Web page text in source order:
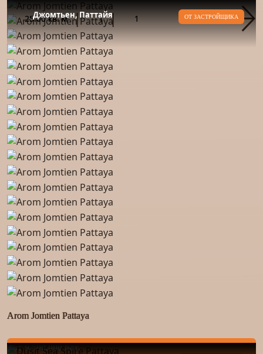
25.00 кв. м 1 1
Джомтьен, Паттайя ОТ ЗАСТРОЙЩИКА
Arom Jomtien Pattaya
от 9.500.000 бат.